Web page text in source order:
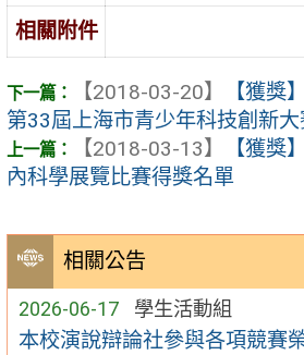
相關公告
2026-06-17 學生活動組
本校演說辯論社參與各項競賽
相關附件
【2018-03-20】
【獲獎
第33屆上海市青少年科技創新大
【2018-03-13】
【獲獎
內科學展覽比賽得獎名單